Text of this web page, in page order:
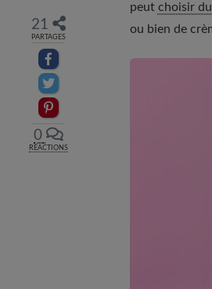
21
PARTAGES
Partager sur facebook
Partager sur Twitter
Epingler sur Pinterest
0
RÉACTIONS
peut choisir du
ou bien de